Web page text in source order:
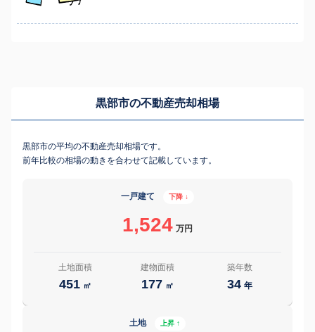
黒部市の不動産売却相場
黒部市の平均の不動産売却相場です。
前年比較の相場の動きを合わせて記載しています。
一戸建て 下降 ↓
1,524 万円
土地面積
451 ㎡
建物面積
177 ㎡
築年数
34 年
土地 上昇 ↑